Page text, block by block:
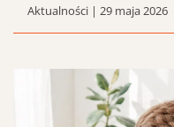
Aktualności | 29 maja 2026